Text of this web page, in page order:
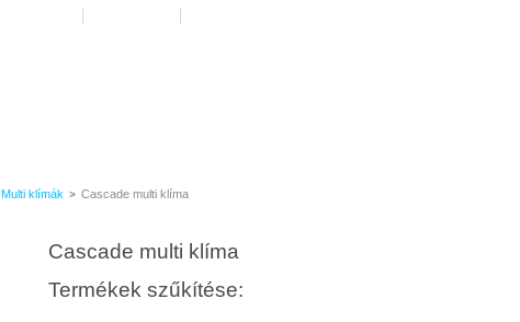
Multi klímák > Cascade multi klíma
Cascade multi klíma
Termékek szűkítése: